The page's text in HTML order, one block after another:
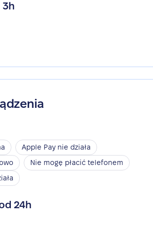
3h
Apple Pay nie działa
Nie mogę płacić telefonem
24h